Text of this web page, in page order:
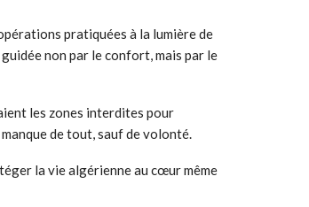
pratiquées à la lumière de
non par le confort, mais par le
les zones interdites pour
de tout, sauf de volonté.
la vie algérienne au cœur même